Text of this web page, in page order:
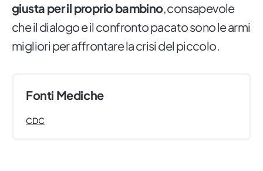
giusta per il proprio bambino, consapevole
che il dialogo e il confronto pacato sono le armi
migliori per affrontare la crisi del piccolo.
Fonti Mediche
CDC